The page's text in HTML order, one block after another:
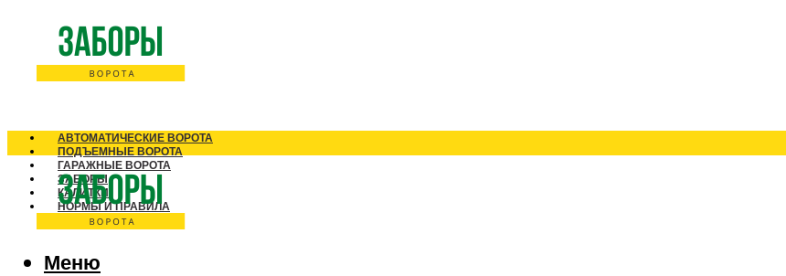
АВТОМАТИЧЕСКИЕ ВОРОТА
ПОДЪЕМНЫЕ ВОРОТА
ГАРАЖНЫЕ ВОРОТА
ЗАБОРЫ
КАЛИТКИ
НОРМЫ И ПРАВИЛА
Меню